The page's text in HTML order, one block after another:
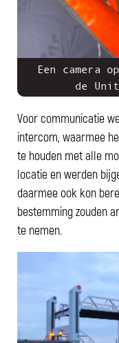
Een camera
de
Voor communicatie
intercom, waarmee
te houden met alle
locatie en werden
daarmee ook kon
bestemming zouden
te nemen.